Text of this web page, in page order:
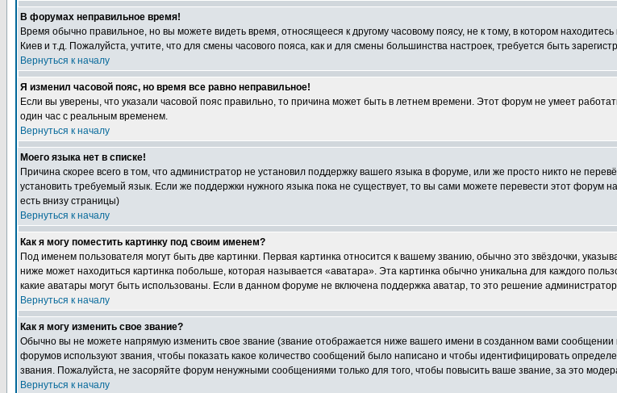
В форумах неправильное время!
Время обычно правильное, но вы можете видеть время, относящееся к другому часовому поясу, не к тому, в котором
Киев и т.д. Пожалуйста, учтите, что для смены часового пояса, как и для смены большинства настроек, требуется быть
Вернуться к началу
Я изменил часовой пояс, но время все равно неправильное!
Если вы уверены, что указали часовой пояс правильно, то причина может быть в летнем времени. Этот форум не умеет
один час с реальным временем.
Вернуться к началу
Моего языка нет в списке!
Причина скорее всего в том, что администратор не установил поддержку вашего языка в форуме, или же просто никто не
установить требуемый язык. Если же поддержки нужного языка пока не существует, то вы сами можете перевести этот
есть внизу страницы)
Вернуться к началу
Как я могу поместить картинку под своим именем?
Под именем пользователя могут быть две картинки. Первая картинка относится к вашему званию, обычно это звёздочки,
ниже может находиться картинка побольше, которая называется «аватара». Эта картинка обычно уникальна для каждого
какие аватары могут быть использованы. Если в данном форуме не включена поддержка аватар, то это решение
Вернуться к началу
Как я могу изменить свое звание?
Обычно вы не можете напрямую изменить свое звание (звание отображается ниже вашего имени в созданном вами
форумов используют звания, чтобы показать какое количество сообщений было написано и чтобы идентифицировать
звания. Пожалуйста, не засоряйте форум ненужными сообщениями только для того, чтобы повысить ваше звание, за это
Вернуться к началу